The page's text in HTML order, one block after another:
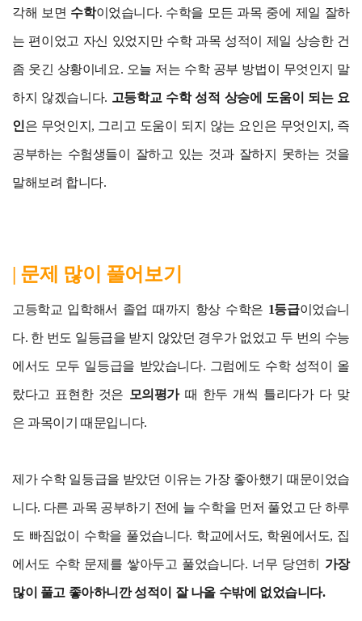
각해 보면 수학이었습니다. 수학을 모든 과목 중에 제일 잘하
는 편이었고 자신 있었지만 수학 과목 성적이 제일 상승한 건
좀 웃긴 상황이네요. 오늘 저는 수학 공부 방법이 무엇인지 말
하지 않겠습니다. 고등학교 수학 성적 상승에 도움이 되는 요
인은 무엇인지, 그리고 도움이 되지 않는 요인은 무엇인지, 즉
공부하는 수험생들이 잘하고 있는 것과 잘하지 못하는 것을
말해보려 합니다.
| 문제 많이 풀어보기
고등학교 입학해서 졸업 때까지 항상 수학은 1등급이었습니
다. 한 번도 일등급을 받지 않았던 경우가 없었고 두 번의 수능
에서도 모두 일등급을 받았습니다. 그럼에도 수학 성적이 올
랐다고 표현한 것은 모의평가때 한두 개씩 틀리다가 다 맞
은 과목이기 때문입니다.
제가 수학 일등급을 받았던 이유는 가장 좋아했기 때문이었습
니다. 다른 과목 공부하기 전에 늘 수학을 먼저 풀었고 단 하루
도 빠짐없이 수학을 풀었습니다. 학교에서도, 학원에서도, 집
에서도 수학 문제를 쌓아두고 풀었습니다. 너무 당연히 가장
많이 풀고 좋아하니깐 성적이 잘 나올 수밖에 없었습니다.